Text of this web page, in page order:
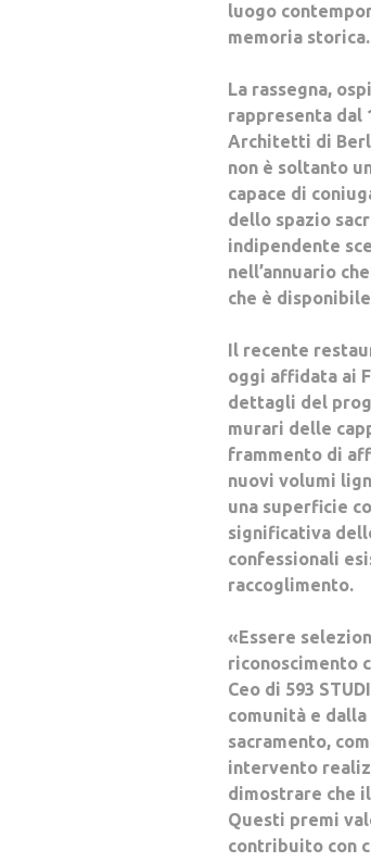
luogo
memoria storica.
La rassegna,
rappresenta dal
Architetti di
non è soltanto
capace di
dello spazio
indipendente
nell’annuario
che è
Il recente
oggi affidata ai
dettagli del
murari delle
frammento di
nuovi volumi
una superficie
significativa
confessionali
raccoglimento.
«Essere
riconoscimento
Ceo di 593
comunità e
sacramento,
intervento
dimostrare che
Questi premi
contribuito con